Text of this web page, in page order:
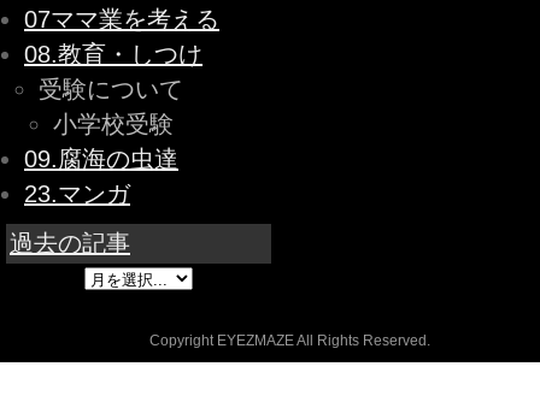
07ママ業を考える
08.教育・しつけ
受験について
小学校受験
09.腐海の虫達
23.マンガ
過去の記事
Copyright EYEZMAZE All Rights Reserved.